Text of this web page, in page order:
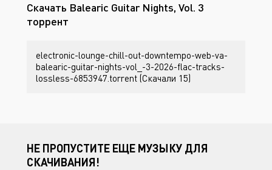
Скачать Balearic Guitar Nights, Vol. 3
торрент
electronic-lounge-chill-out-downtempo-web-va-
balearic-guitar-nights-vol_-3-2026-flac-tracks-
lossless-6853947.torrent (Скачали 15)
НЕ ПРОПУСТИТЕ ЕЩЕ МУЗЫКУ ДЛЯ
СКАЧИВАНИЯ!